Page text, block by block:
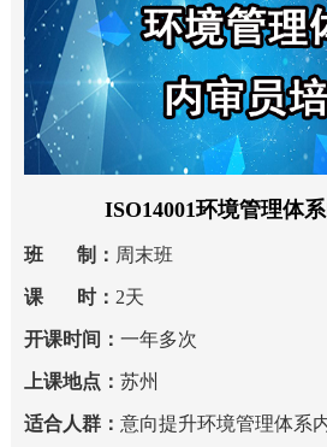
ISO14001环境管理体
班 制： 周末班
课 时： 2天
开课时间： 一年多次
上课地点： 苏州
适合人群： 意向提升环境管理体系